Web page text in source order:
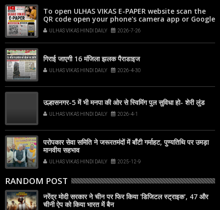
To open ULHAS VIKAS E-PAPER website scan the
QR code open your phone's camera app or Google
Lens, point it at the code, and tap the web link
popup that appears on your screen
ULHAS VIKAS HINDI DAILY 2026-7-26
गिराई जाएगी 16 मंजिला झलक पैराडाइज
ULHAS VIKAS HINDI DAILY 2026-4-30
उल्हासनगर-5 में भी मनपा की ओर से स्विमिंग पुल सुविधा हो- शेरी लुंड
ULHAS VIKAS HINDI DAILY 2026-4-1
परोपकार सेवा समिति ने जरूरतमंदों में बाँटी गर्माहट, पुण्यतिथि पर उमड़ा
मानवीय सहभाव
ULHAS VIKAS HINDI DAILY 2025-12-9
RANDOM POST
नरेंद्र मोदी सरकार ने चीन पर फिर किया 'डिजिटल स्ट्राइक', 47 और
चीनी ऐप को किया भारत में बैन